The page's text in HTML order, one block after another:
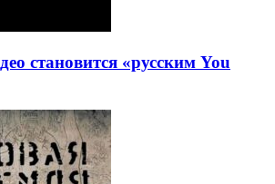
становится «русским You